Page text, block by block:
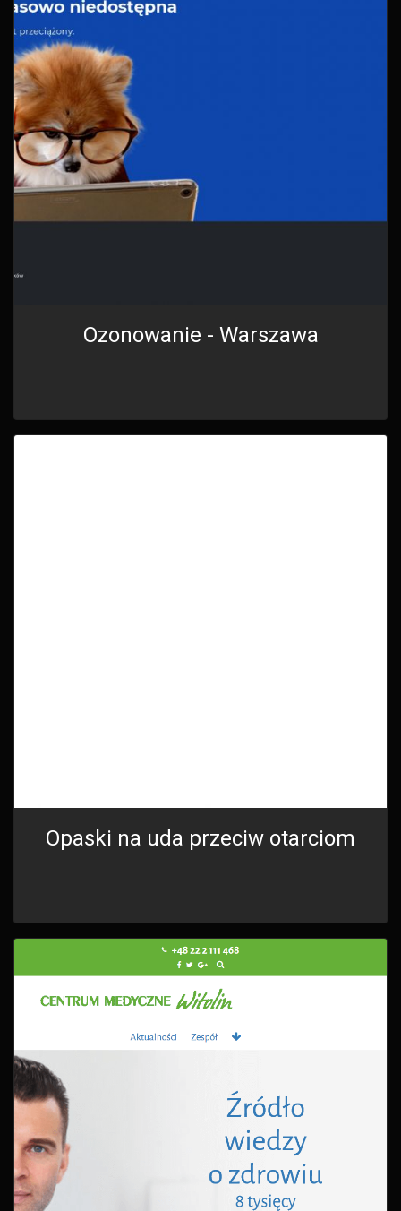
Ozonowanie - Warszawa
Opaski na uda przeciw otarciom